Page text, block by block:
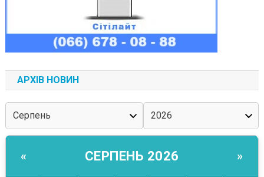
АРХІВ НОВИН
« СЕРПЕНЬ 2026 »